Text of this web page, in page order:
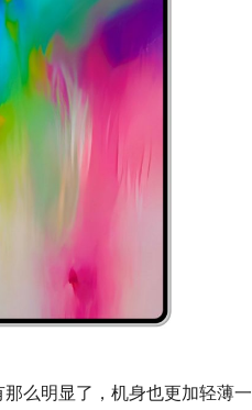
么明显了，机身也更加轻薄一